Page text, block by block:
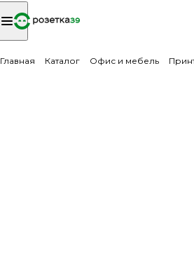
Главная Каталог Офис и мебель